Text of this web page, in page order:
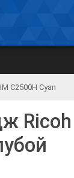
IM C2500H Cyan